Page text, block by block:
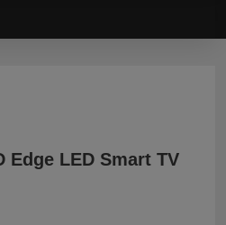
Edge LED Smart TV